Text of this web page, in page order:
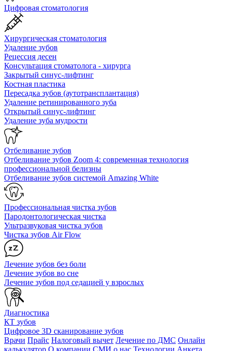
Цифровая стоматология
Хирургическая стоматология
Удаление зубов
Рецессия десен
Консультация стоматолога - хирурга
Закрытый синус-лифтинг
Костная пластика
Пересадка зубов (аутотрансплантация)
Удаление ретинированного зуба
Открытый синус-лифтинг
Удаление зуба мудрости
Отбеливание зубов
Отбеливание зубов Zoom 4: современная технология
профессиональной белизны
Отбеливание зубов системой Amazing White
Профессиональная чистка зубов
Пародонтологическая чистка
Ультразвуковая чистка зубов
Чистка зубов Air Flow
Лечение зубов без боли
Лечение зубов во сне
Лечение зубов под седацией у взрослых
Диагностика
КТ зубов
Цифровое 3D сканирование зубов
Врачи Прайс Налоговый вычет Лечение по ДМС Онлайн
калькулятор О компании СМИ о нас Технологии Анкета